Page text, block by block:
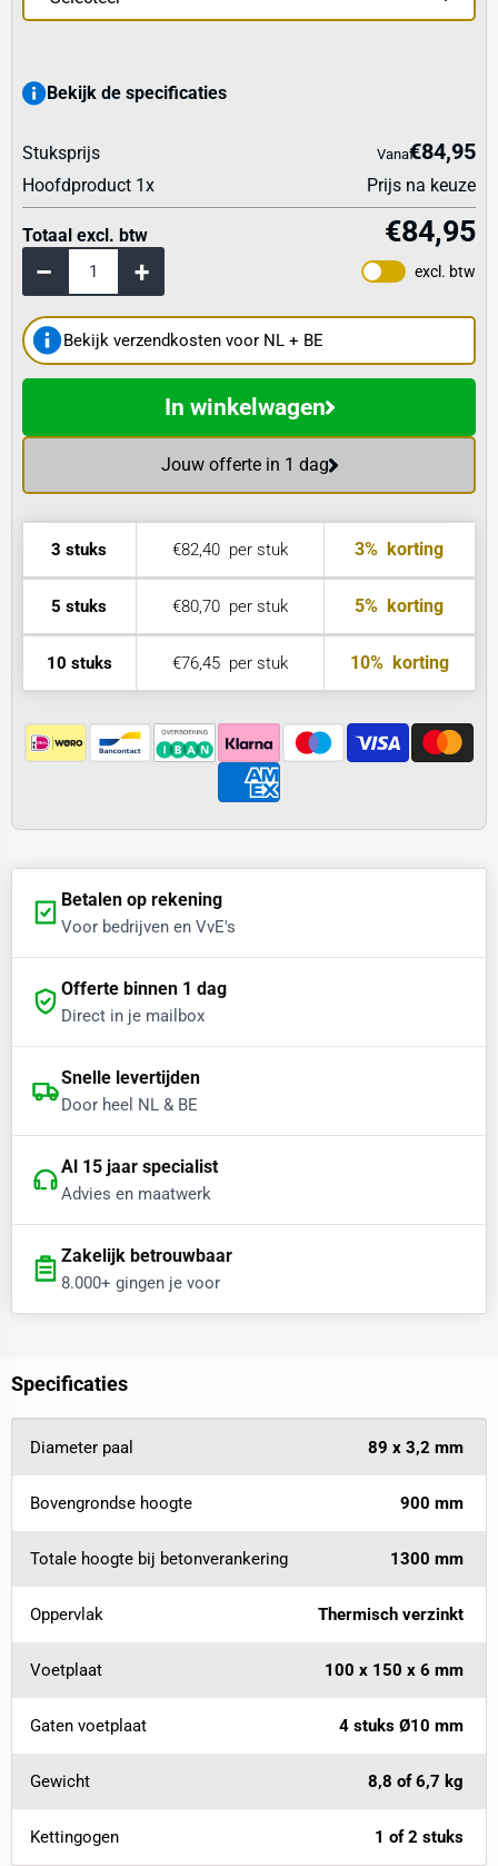
Bekijk de specificaties
excl. btw
Stuksprijs Vanaf€84,95
Hoofdproduct 1 x Prijs na keuze
Totaal excl. btw €84,95
Bekijk verzendkosten voor NL + BE
Jouw offerte in 1 dag
In winkelwagen
3 stuks €82,40per stuk 3% korting
5 stuks €80,70per stuk 5% korting
10 stuks €76,45per stuk 10%korting
Betalen op rekening
Voor bedrijven en VvE's
Offerte binnen 1 dag
Direct in je mailbox
Snelle levertijden
Door heel NL & BE
Al 15 jaar specialist
Advies en maatwerk
Zakelijk betrouwbaar
8.000+ gingen je voor
Specificaties
Diameter paal 89 x 3,2 mm
Bovengrondse hoogte 900 mm
Totale hoogte bij betonverankering 1300 mm
Oppervlak Thermisch verzinkt
Voetplaat 100 x 150 x 6 mm
Gaten voetplaat 4 stuks Ø10 mm
Gewicht 8,8 of 6,7 kg
Kettingogen 1 of 2 stuks